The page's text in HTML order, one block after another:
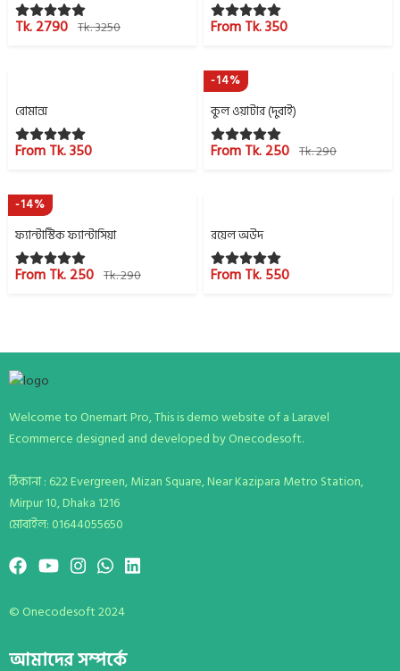
Tk. 2790 Tk. 3250 From Tk. 350
রোমান্স
From Tk. 350
-14%
কুল ওয়াটার (দুবাই)
From Tk. 250 Tk. 290
-14%
ফ্যান্টাস্টিক ফ্যান্টাসিয়া
From Tk. 250 Tk. 290
রয়েল অউদ
From Tk. 550
Welcome to Onemart Pro, This is demo website of a Laravel
Ecommerce designed and developed by Onecodesoft.
ঠিকানা : 622 Evergreen, Mizan Square, Near Kazipara Metro Station,
Mirpur 10, Dhaka 1216
মোবাইল: 01644055650
© Onecodesoft 2024
আমাদের সম্পর্কে